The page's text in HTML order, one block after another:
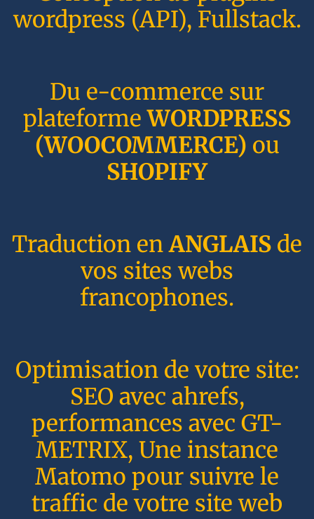
wordpress (API), Fullstack.
Du e-commerce sur
plateformeWORDPRESS
(WOOCOMMERCE) ou
SHOPIFY
Traduction enANGLAIS de
vos sites webs
francophones.
Optimisation de votre site:
SEO avec ahrefs,
performances avec GT-
METRIX, Une instance
Matomo pour suivre le
traffic de votre site web